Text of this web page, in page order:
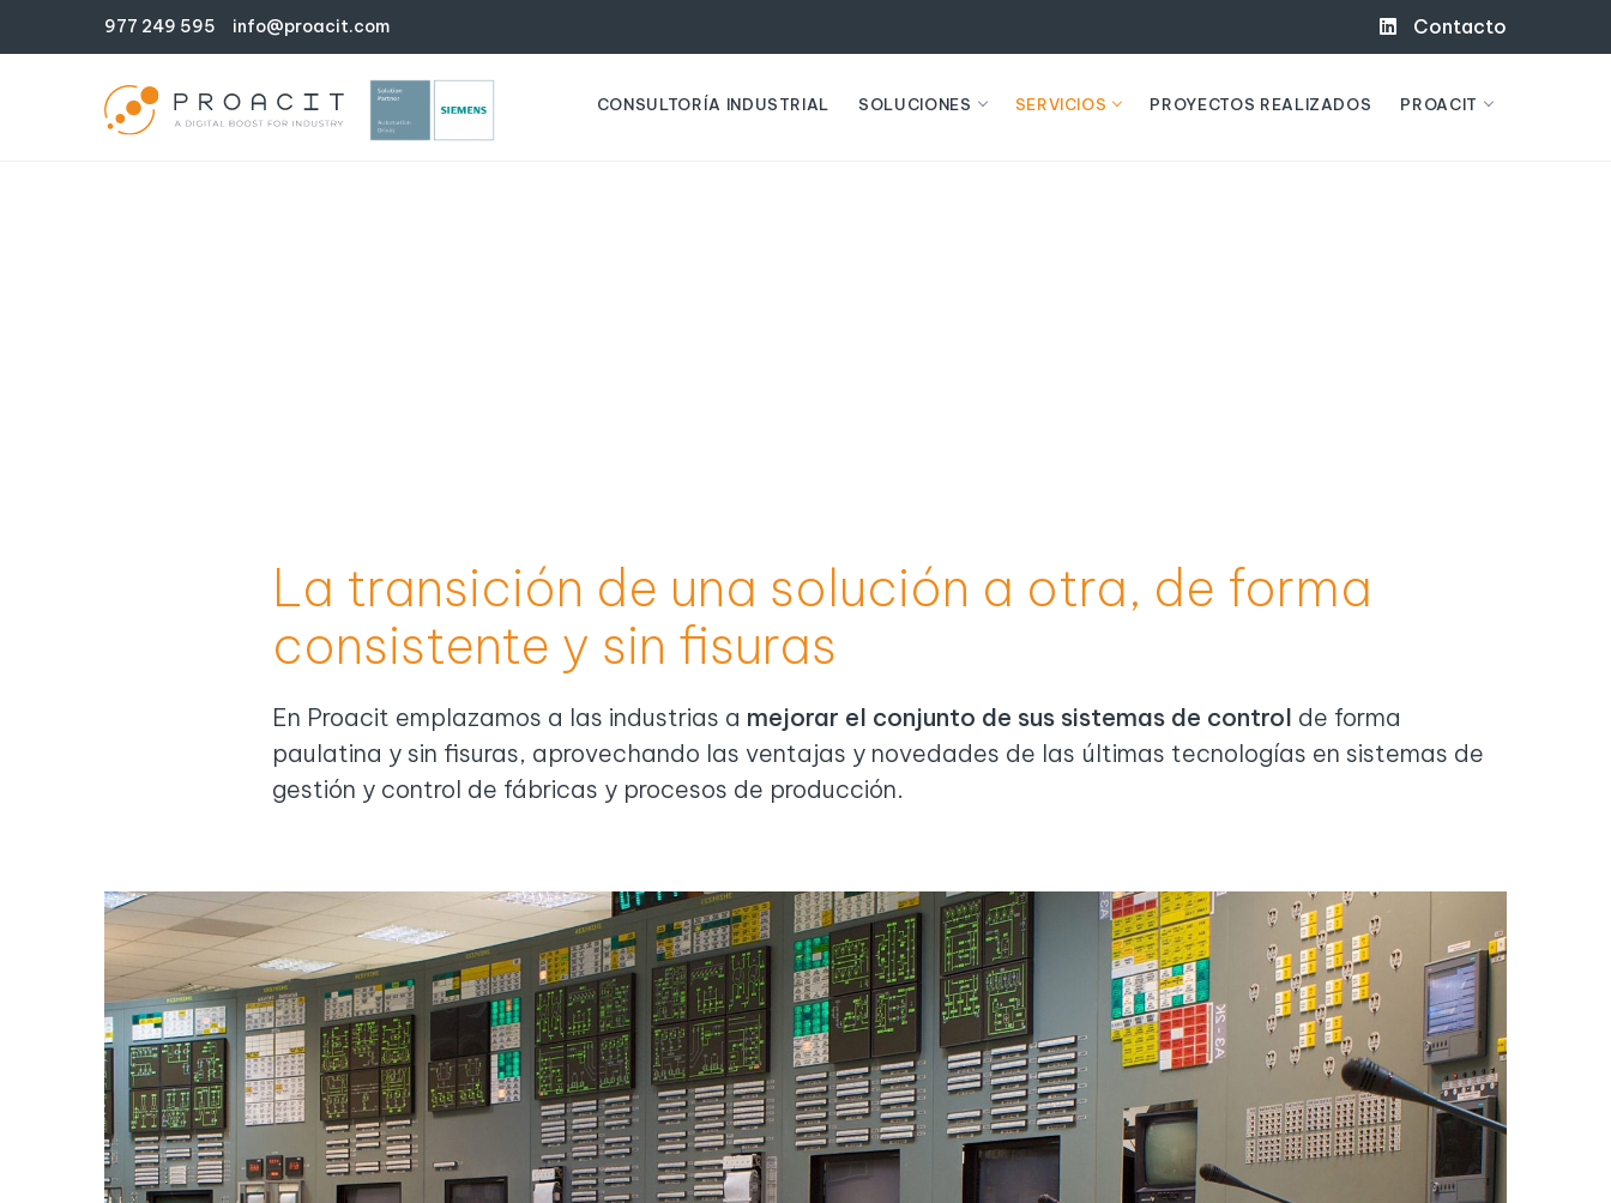
977 249 595 info@proacit.com Contacto
CONSULTORÍA INDUSTRIAL SOLUCIONES SERVICIOS PROYECTOS REALIZADOS PROACIT
La transición de una solución a otra, de forma
consistente y sin fisuras
En Proacit emplazamos a las industrias a mejorar el conjunto de sus sistemas de control de forma
paulatina y sin fisuras, aprovechando las ventajas y novedades de las últimas tecnologías en sistemas de
gestión y control de fábricas y procesos de producción.